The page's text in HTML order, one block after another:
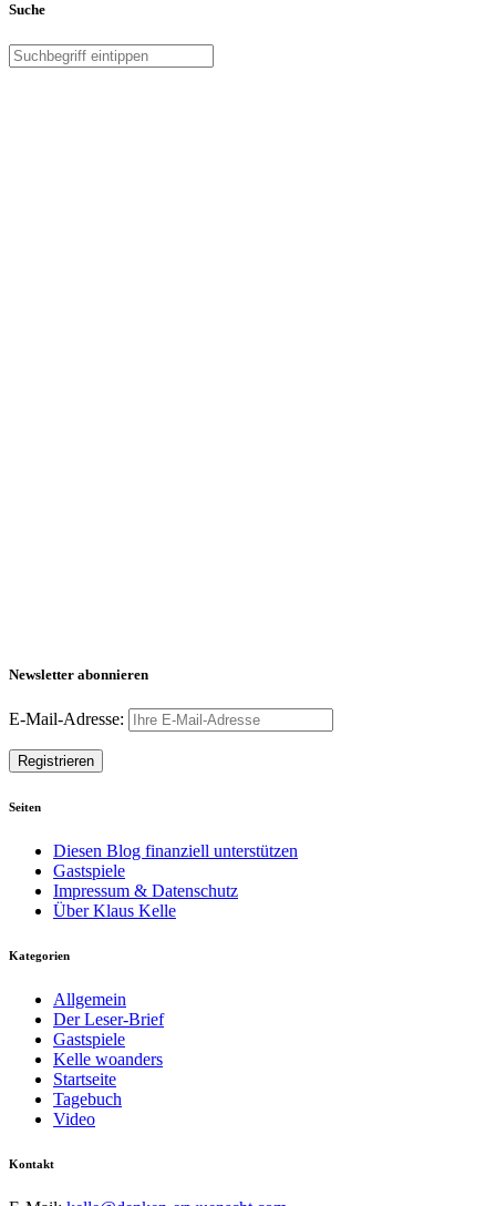
Suche
Newsletter abonnieren
E-Mail-Adresse:
Seiten
Diesen Blog finanziell unterstützen
Gastspiele
Impressum & Datenschutz
Über Klaus Kelle
Kategorien
Allgemein
Der Leser-Brief
Gastspiele
Kelle woanders
Startseite
Tagebuch
Video
Kontakt